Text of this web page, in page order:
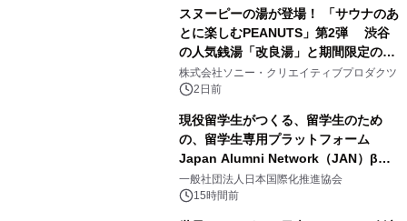
スヌーピーの湯が登場！ 「サウナのあ
とに楽しむPEANUTS」第2弾 渋谷
の人気銭湯「改良湯」と期間限定のコ
ラボレーション サウナイキタイコラ
ボグッズも発売決定！
株式会社ソニー・クリエイティブプロダクツ
2日前
現役留学生がつくる、留学生のため
の、留学生専用プラットフォーム
Japan Alumni Network（JAN）β版
をリリース
一般社団法人日本国際化推進協会
15時間前